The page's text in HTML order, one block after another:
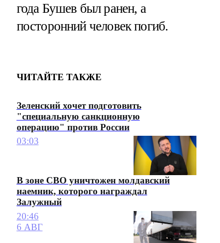
года Бушев был ранен, а
посторонний человек погиб.
ЧИТАЙТЕ ТАКЖЕ
Зеленский хочет подготовить
"специальную санкционную
операцию" против России
03:03
В зоне СВО уничтожен молдавский
наемник, которого награждал
Залужный
20:46
6 АВГ